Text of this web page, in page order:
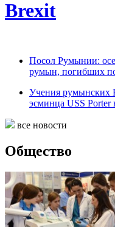
Brexit
Посол Румынии:
румын, погибших
Учения румынских
эсминца USS Porter
все новости
Общество